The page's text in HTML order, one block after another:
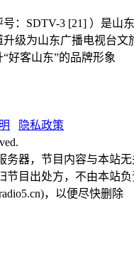
：SDTV-3 [21] ）是山
级为山东广播电视台
好客山东”的品牌形象
隐私政策
务器，节目内容与本站无
节目出处方，不由本站负
，以便尽快删除